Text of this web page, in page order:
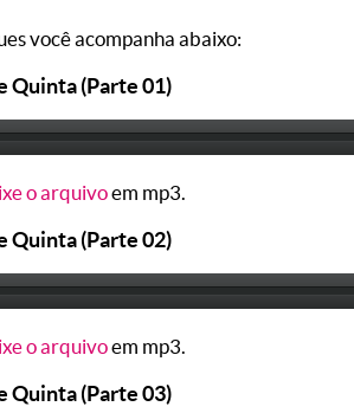
você acompanha abaixo:
Quinta (Parte 01)
o arquivoem mp3.
Quinta (Parte 02)
o arquivoem mp3.
Quinta (Parte 03)